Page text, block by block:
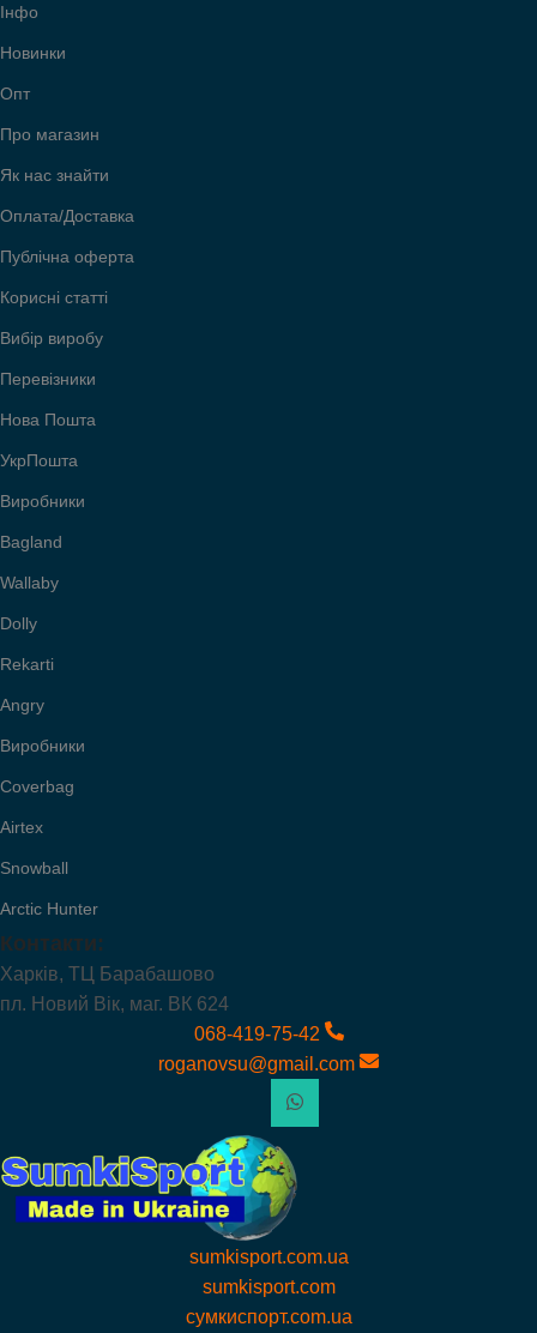
Інфо
Новинки
Опт
Про магазин
Як нас знайти
Оплата/Доставка
Публічна оферта
Корисні статті
Вибір виробу
Перевізники
Нова Пошта
УкрПошта
Виробники
Bagland
Wallaby
Dolly
Rekarti
Angry
Виробники
Coverbag
Airtex
Snowball
Arctic Hunter
Контакти:
Харків, ТЦ Барабашово
пл. Новий Вік, маг. ВК 624
068-419-75-42
roganovsu@gmail.com
sumkisport.com.ua
sumkisport.com
сумкиспорт.com.ua